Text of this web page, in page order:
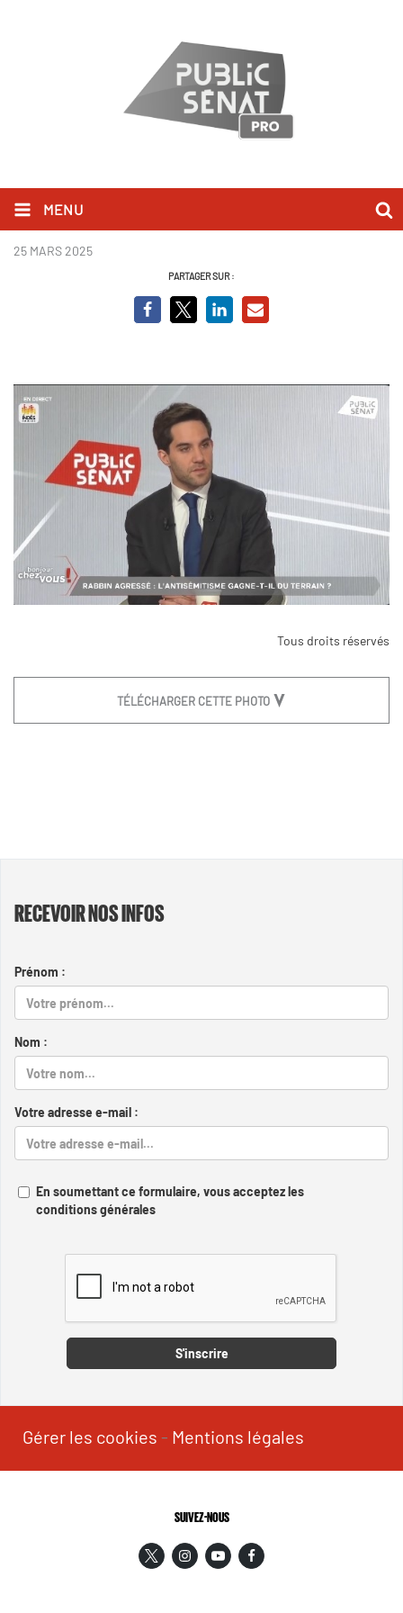
MENU
Thomas Ménagé.jpg
25 MARS 2025
PARTAGER SUR :
Tous droits réservés
TÉLÉCHARGER CETTE PHOTO
RECEVOIR NOS INFOS
Prénom :
Nom :
Votre adresse e-mail :
En soumettant ce formulaire, vous acceptez les
conditions générales
S'inscrire
Gérer les cookies - Mentions légales
SUIVEZ-NOUS